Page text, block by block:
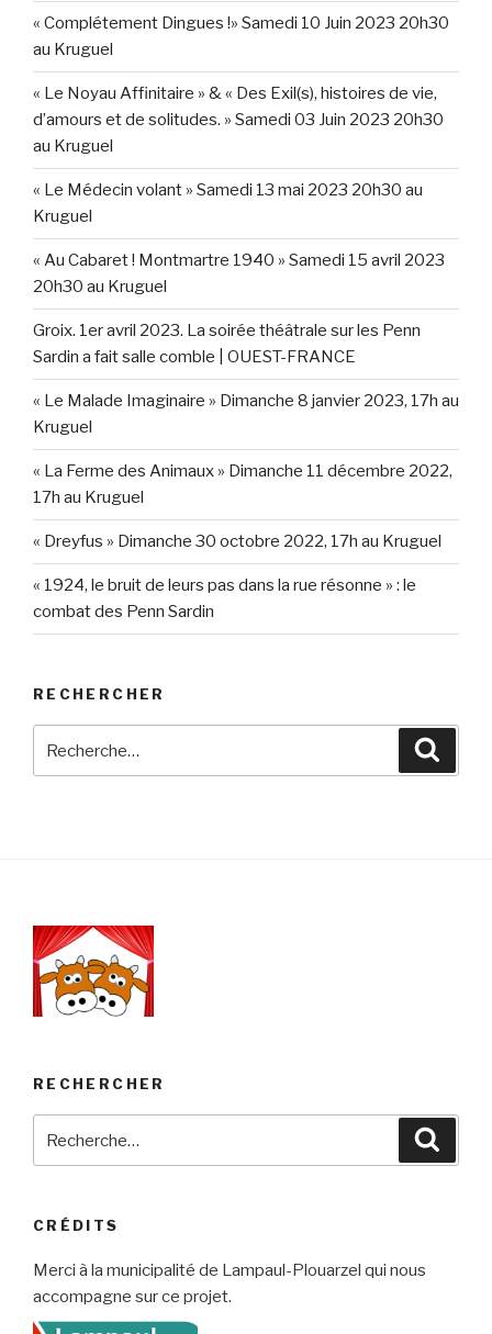
« Complétement Dingues !» Samedi 10 Juin 2023 20h30
au Kruguel
« Le Noyau Affinitaire » & « Des Exil(s), histoires de vie,
d’amours et de solitudes. » Samedi 03 Juin 2023 20h30
au Kruguel
« Le Médecin volant » Samedi 13 mai 2023 20h30 au
Kruguel
« Au Cabaret ! Montmartre 1940 » Samedi 15 avril 2023
20h30 au Kruguel
Groix. 1er avril 2023. La soirée théâtrale sur les Penn
Sardin a fait salle comble | OUEST-FRANCE
« Le Malade Imaginaire » Dimanche 8 janvier 2023, 17h au
Kruguel
« La Ferme des Animaux » Dimanche 11 décembre 2022,
17h au Kruguel
« Dreyfus » Dimanche 30 octobre 2022, 17h au Kruguel
« 1924, le bruit de leurs pas dans la rue résonne » : le
combat des Penn Sardin
RECHERCHER
RECHERCHER
CRÉDITS
Merci à la municipalité de Lampaul-Plouarzel qui nous
accompagne sur ce projet.